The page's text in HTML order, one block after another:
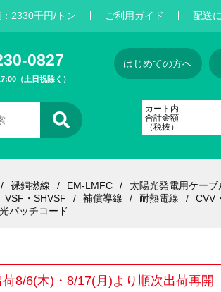
2330千円/トン ご利用ガイド 配送
0827
（土日祝除く）
はじめての方へ
カート内
合計金額
（税抜）
裸銅撚線 EM-LMFC 太陽光発電用ケーブ
VSF・SHVSF 補償導線 耐熱電線 CVV
光パッチコード
8/6(木)・8/17(月)より順次出荷再開